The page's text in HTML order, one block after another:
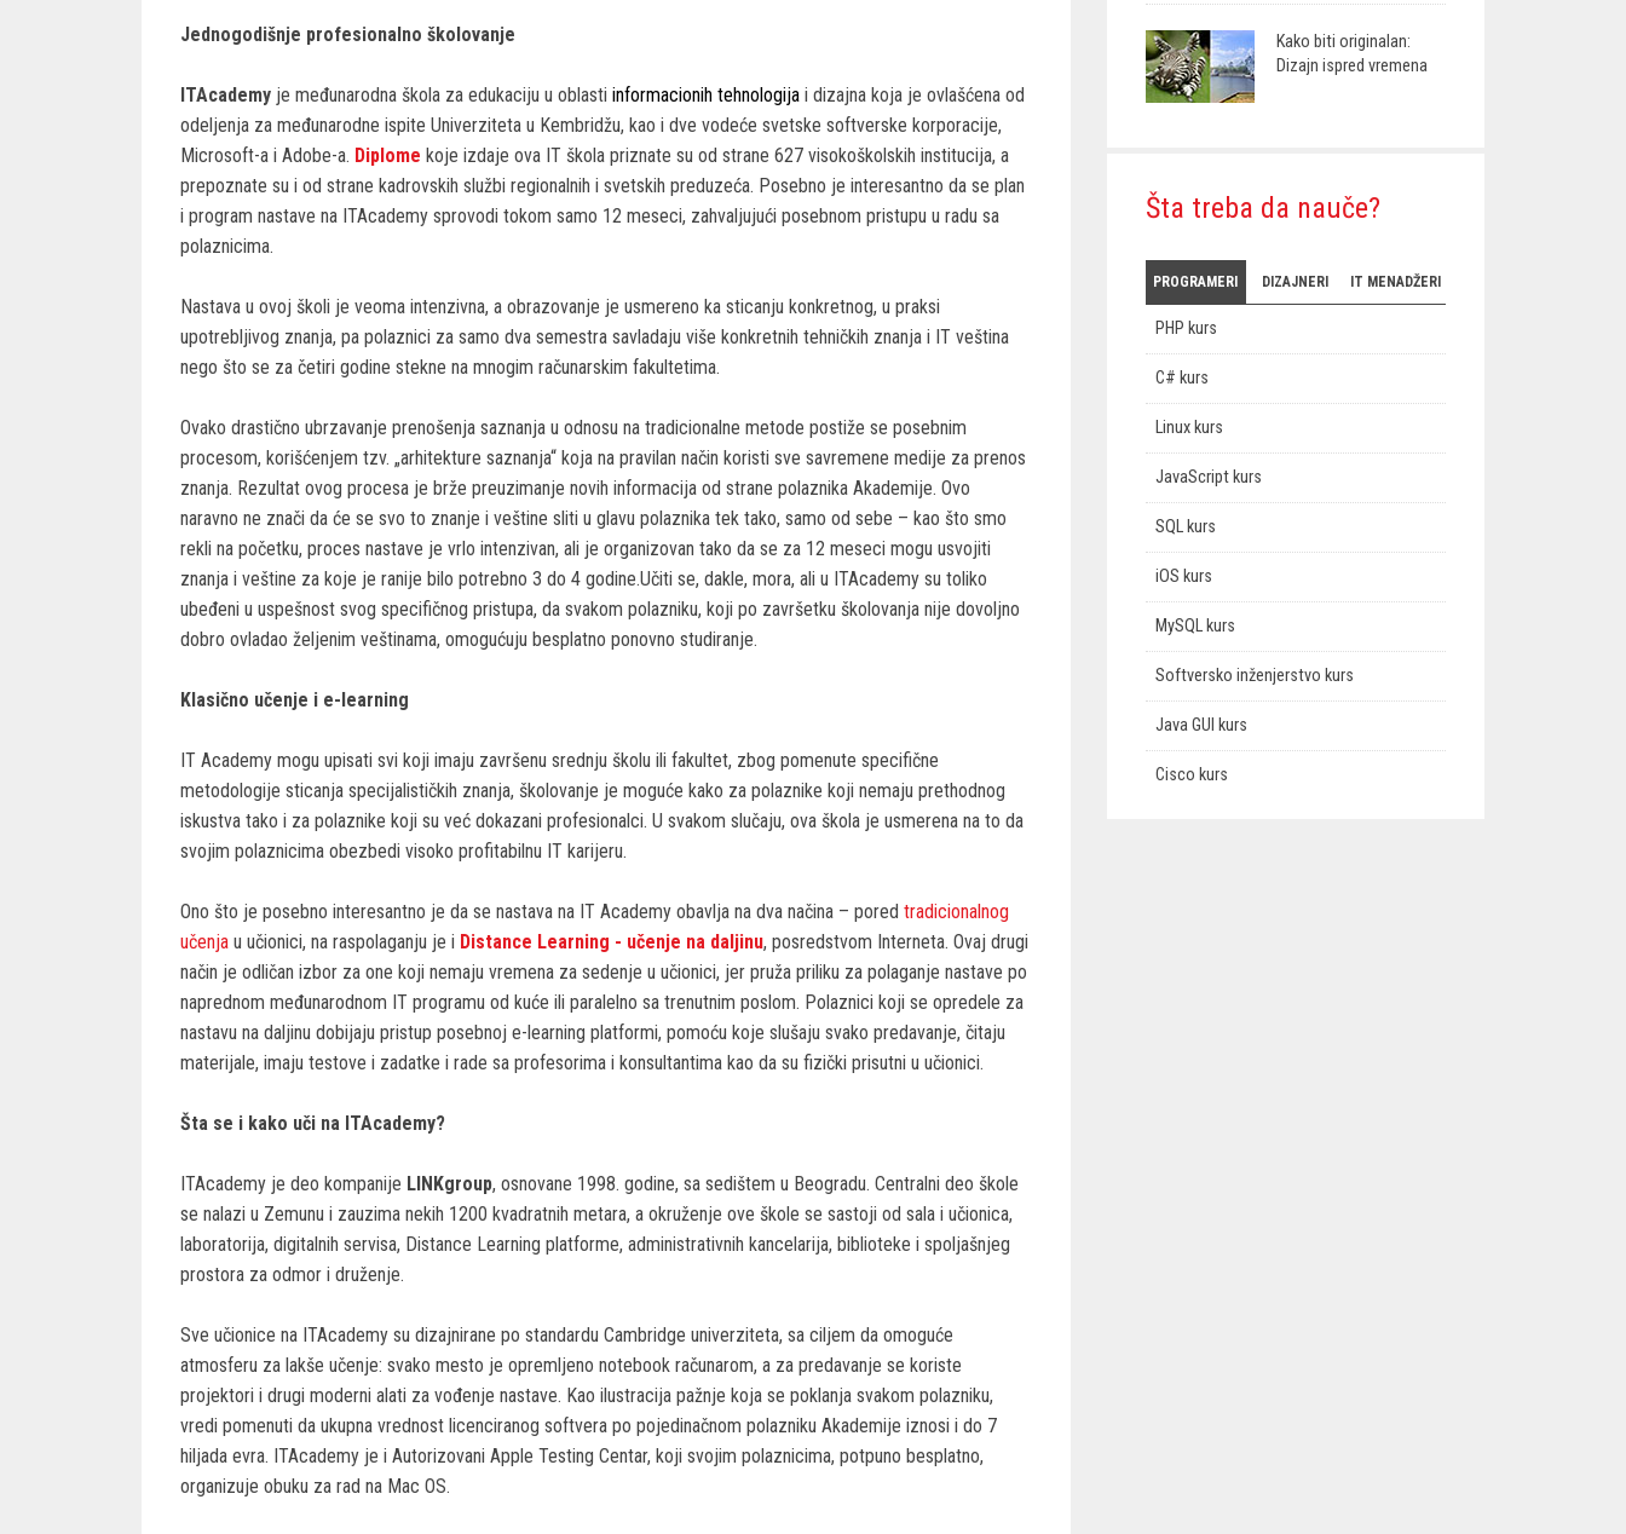
Jednogodišnje profesionalno školovanje
ITAcademy je međunarodna škola za edukaciju u oblasti informacionih tehnologija i dizajna koja je ovlašćena od
odeljenja za međunarodne ispite Univerziteta u Kembridžu, kao i dve vodeće svetske softverske korporacije,
Microsoft-a i Adobe-a. Diplome koje izdaje ova IT škola priznate su od strane 627 visokoškolskih institucija, a
prepoznate su i od strane kadrovskih službi regionalnih i svetskih preduzeća. Posebno je interesantno da se plan
i program nastave na ITAcademy sprovodi tokom samo 12 meseci, zahvaljujući posebnom pristupu u radu sa
polaznicima.
Nastava u ovoj školi je veoma intenzivna, a obrazovanje je usmereno ka sticanju konkretnog, u praksi
upotrebljivog znanja, pa polaznici za samo dva semestra savladaju više konkretnih tehničkih znanja i IT veština
nego što se za četiri godine stekne na mnogim računarskim fakultetima.
Ovako drastično ubrzavanje prenošenja saznanja u odnosu na tradicionalne metode postiže se posebnim
procesom, korišćenjem tzv. „arhitekture saznanja“ koja na pravilan način koristi sve savremene medije za prenos
znanja. Rezultat ovog procesa je brže preuzimanje novih informacija od strane polaznika Akademije. Ovo
naravno ne znači da će se svo to znanje i veštine sliti u glavu polaznika tek tako, samo od sebe – kao što smo
rekli na početku, proces nastave je vrlo intenzivan, ali je organizovan tako da se za 12 meseci mogu usvojiti
znanja i veštine za koje je ranije bilo potrebno 3 do 4 godine.Učiti se, dakle, mora, ali u ITAcademy su toliko
ubeđeni u uspešnost svog specifičnog pristupa, da svakom polazniku, koji po završetku školovanja nije dovoljno
dobro ovladao željenim veštinama, omogućuju besplatno ponovno studiranje.
Klasično učenje i e-learning
IT Academy mogu upisati svi koji imaju završenu srednju školu ili fakultet, zbog pomenute specifične
metodologije sticanja specijalističkih znanja, školovanje je moguće kako za polaznike koji nemaju prethodnog
iskustva tako i za polaznike koji su već dokazani profesionalci. U svakom slučaju, ova škola je usmerena na to da
svojim polaznicima obezbedi visoko profitabilnu IT karijeru.
Ono što je posebno interesantno je da se nastava na IT Academy obavlja na dva načina – pored tradicionalnog
učenja u učionici, na raspolaganju je i Distance Learning - učenje na daljinu, posredstvom Interneta. Ovaj drugi
način je odličan izbor za one koji nemaju vremena za sedenje u učionici, jer pruža priliku za polaganje nastave po
naprednom međunarodnom IT programu od kuće ili paralelno sa trenutnim poslom. Polaznici koji se opredele za
nastavu na daljinu dobijaju pristup posebnoj e-learning platformi, pomoću koje slušaju svako predavanje, čitaju
materijale, imaju testove i zadatke i rade sa profesorima i konsultantima kao da su fizički prisutni u učionici.
Šta se i kako uči na ITAcademy?
ITAcademy je deo kompanije LINKgroup, osnovane 1998. godine, sa sedištem u Beogradu. Centralni deo škole
se nalazi u Zemunu i zauzima nekih 1200 kvadratnih metara, a okruženje ove škole se sastoji od sala i učionica,
laboratorija, digitalnih servisa, Distance Learning platforme, administrativnih kancelarija, biblioteke i spoljašnjeg
prostora za odmor i druženje.
Sve učionice na ITAcademy su dizajnirane po standardu Cambridge univerziteta, sa ciljem da omoguće
atmosferu za lakše učenje: svako mesto je opremljeno notebook računarom, a za predavanje se koriste
projektori i drugi moderni alati za vođenje nastave. Kao ilustracija pažnje koja se poklanja svakom polazniku,
vredi pomenuti da ukupna vrednost licenciranog softvera po pojedinačnom polazniku Akademije iznosi i do 7
hiljada evra. ITAcademy je i Autorizovani Apple Testing Centar, koji svojim polaznicima, potpuno besplatno,
organizuje obuku za rad na Mac OS.
Kako biti originalan:
Dizajn ispred vremena
Šta treba da nauče?
PROGRAMERI DIZAJNERI IT MENADŽERI
PHP kurs
C# kurs
Linux kurs
JavaScript kurs
SQL kurs
iOS kurs
MySQL kurs
Softversko inženjerstvo kurs
Java GUI kurs
Cisco kurs